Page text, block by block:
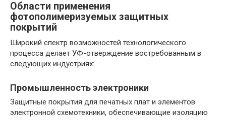
Области применения
фотополимеризуемых защитных
покрытий
Широкий спектр возможностей технологического
процесса делает УФ-отверждение востребованным в
следующих индустриях:
Промышленность электроники
Защитные покрытия для печатных плат и элементов
электронной схемотехники, обеспечивающие изоляцию